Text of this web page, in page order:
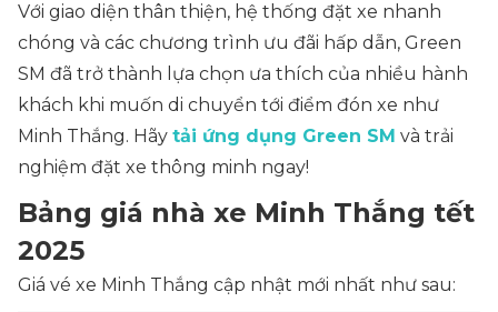
Với giao diện thân thiện, hệ thống đặt xe nhanh
chóng và các chương trình ưu đãi hấp dẫn, Green
SM đã trở thành lựa chọn ưa thích của nhiều hành
khách khi muốn di chuyển tới điểm đón xe như
Minh Thắng. Hãy tải ứng dụng Green SM và trải
nghiệm đặt xe thông minh ngay!
Bảng giá nhà xe Minh Thắng tết
2025
Giá vé xe Minh Thắng cập nhật mới nhất như sau: